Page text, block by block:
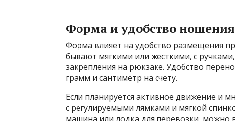
Форма и удобство ношения
Форма влияет на удобство размещения
бывают мягкими или жесткими, с
закрепления на рюкзаке. Удобство
грамм и сантиметр на счету.
Если планируется активное движение и
с регулируемыми лямками и мягкой
машина или лодка для перевозки, можно